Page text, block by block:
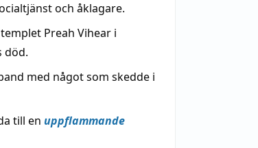
och åklagare.
Preah Vihear i
död.
med något som skedde i
till en uppflammande